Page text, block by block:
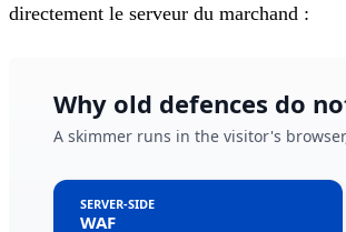
directement le serveur du marchand :